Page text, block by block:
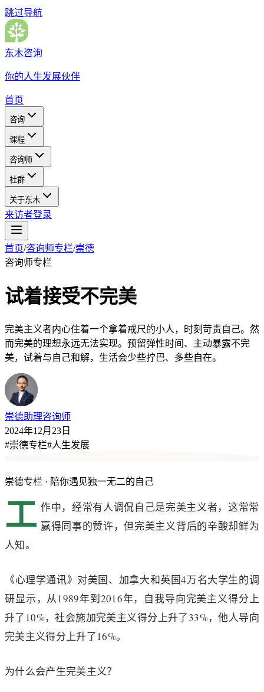
跳过导航
东木咨询
你的人生发展伙伴
首页
咨询
课程
咨询师
社群
关于东木
来访者登录
首页/咨询师专栏/崇德
咨询师专栏
试着接受不完美
完美主义者内心住着一个拿着戒尺的小人，时刻苛责自己。然
而完美的理想永远无法实现。预留弹性时间、主动暴露不完
美，试着与自己和解，生活会少些拧巴、多些自在。
崇德助理咨询师
2024年12月23日
#崇德专栏#人生发展
崇德专栏 · 陪你遇见独一无二的自己
工 作中，经常有人调侃自己是完美主义者，这常常
赢得同事的赞许，但完美主义背后的辛酸却鲜为
人知。
《心理学通讯》对美国、加拿大和英国4万名大学生的调
研显示，从1989年到2016年，自我导向完美主义得分上
升了10%，社会施加完美主义得分上升了33%，他人导向
完美主义得分上升了16%。
为什么会产生完美主义？